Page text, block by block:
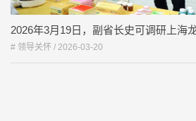
2026年3月19日，副省长史可调研上海
# 领导关怀 / 2026-03-20